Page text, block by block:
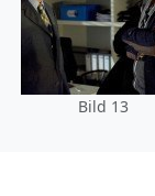
Bild 13